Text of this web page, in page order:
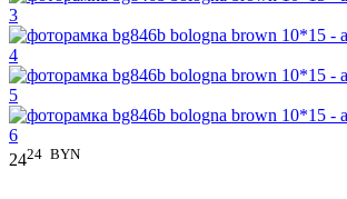
2424 BYN